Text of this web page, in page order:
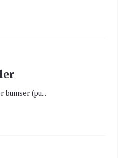
bumser (pu...